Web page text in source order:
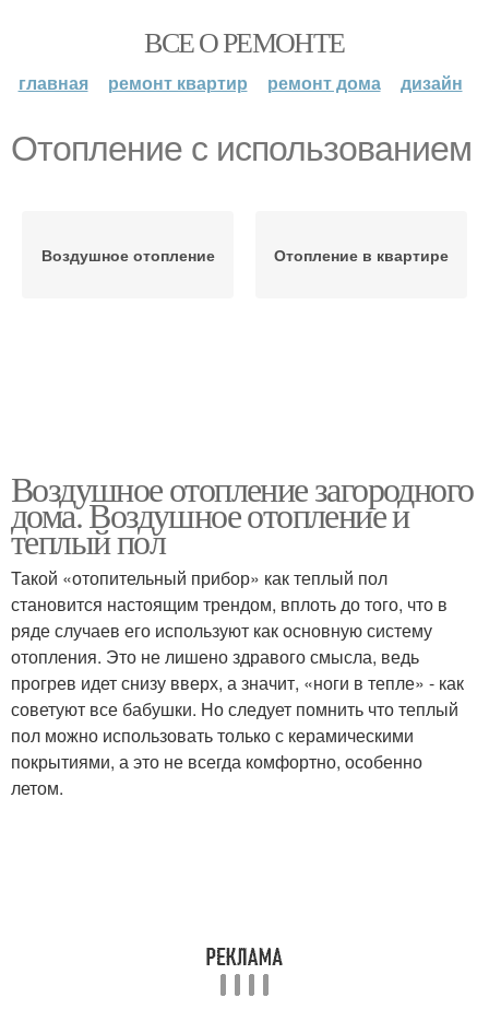
ВСЕ О РЕМОНТЕ
главная ремонт квартир ремонт дома дизайн
Отопление с использованием
Воздушное отопление Отопление в квартире
Воздушное отопление загородного
дома. Воздушное отопление и
теплый пол
Такой «отопительный прибор» как теплый пол
становится настоящим трендом, вплоть до того, что в
ряде случаев его используют как основную систему
отопления. Это не лишено здравого смысла, ведь
прогрев идет снизу вверх, а значит, «ноги в тепле» - как
советуют все бабушки. Но следует помнить что теплый
пол можно использовать только с керамическими
покрытиями, а это не всегда комфортно, особенно
летом.